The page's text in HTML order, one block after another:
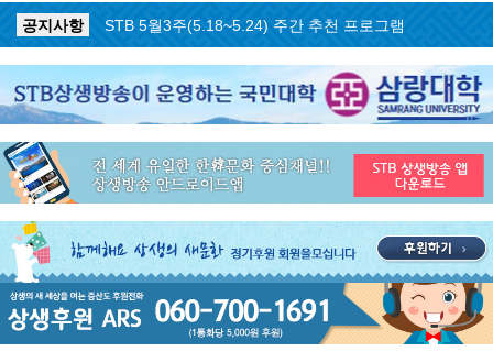
공지사항
ON AIR 서비스 장애 복구 안내
공지사항
STB 5월4주(5.25~5.31) 주간 추천 프로그램
공지사항
STB 5월3주(5.18~5.24) 주간 추천 프로그램
공지사항
STB 4월마지막주(4.27~5.3) 주간 추천 프로그램
STB 4월4주(4.20~4.26) 주간 추천 프로그램
공지사항
STB 4월2주(4.6~4.12) 주간 추천 프로그램
공지사항
STB 4월1주(3.30~4.5) 주간 추천 프로그램
공지사항
STB 3월4주(3.23~3.29) 주간 추천 프로그램